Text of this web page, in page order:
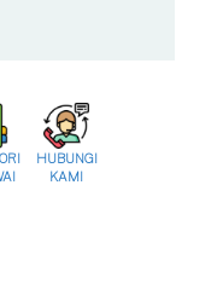
HUBUNGI
KAMI